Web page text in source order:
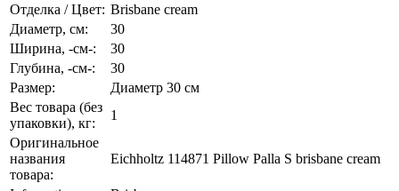
Отделка / Цвет: Brisbane cream
Диаметр, см:
30
Ширина, -см-:
30
Глубина, -см-:
30
Размер:
Диаметр 30 см
Вес товара (без
упаковки), кг:
1
Оригинальное
названия
товара:
Eichholtz 114871 Pillow Palla S brisbane cream